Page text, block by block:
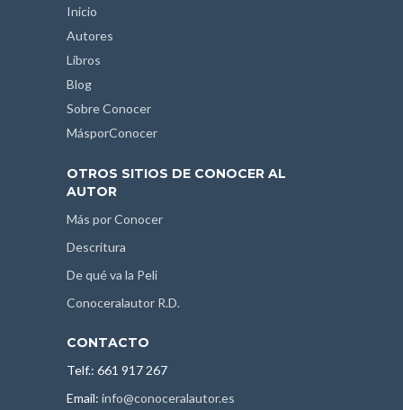
Inicio
Autores
Libros
Blog
Sobre Conocer
MásporConocer
OTROS SITIOS DE CONOCER AL
AUTOR
Más por Conocer
Descritura
De qué va la Peli
Conoceralautor R.D.
CONTACTO
Telf.: 661 917 267
Email: info@conoceralautor.es